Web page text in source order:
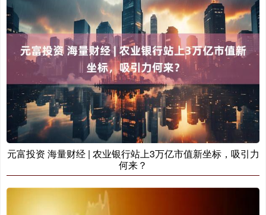
元富投资 海量财经 | 农业银行站上3万亿市值新坐标，吸引力
何来？